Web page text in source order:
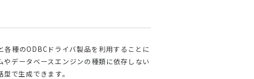
各種のODBCドライバ製品を利用することに
やデータベースエンジンの種類に依存しない
で生成できます。